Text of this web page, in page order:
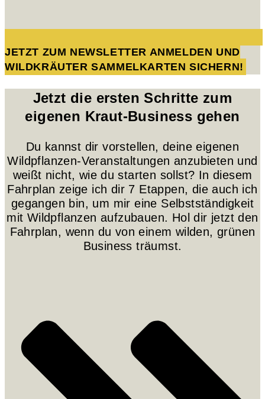
JETZT ZUM NEWSLETTER ANMELDEN UND
WILDKRÄUTER SAMMELKARTEN SICHERN!
Jetzt die ersten Schritte zum
eigenen Kraut-Business gehen
Du kannst dir vorstellen, deine eigenen
Wildpflanzen-Veranstaltungen anzubieten und
weißt nicht, wie du starten sollst? In diesem
Fahrplan zeige ich dir 7 Etappen, die auch ich
gegangen bin, um mir eine Selbstständigkeit
mit Wildpflanzen aufzubauen. Hol dir jetzt den
Fahrplan, wenn du von einem wilden, grünen
Business träumst.